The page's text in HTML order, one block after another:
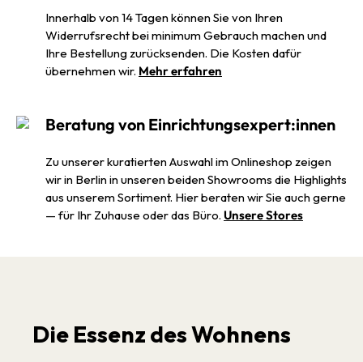
Innerhalb von 14 Tagen können Sie von Ihren
Widerrufsrecht bei minimum Gebrauch machen und
Ihre Bestellung zurücksenden. Die Kosten dafür
übernehmen wir. Mehr erfahren
Beratung von Einrichtungsexpert:innen
Zu unserer kuratierten Auswahl im Onlineshop zeigen
wir in Berlin in unseren beiden Showrooms die Highlights
aus unserem Sortiment. Hier beraten wir Sie auch gerne
— für Ihr Zuhause oder das Büro. Unsere Stores
Die Essenz des Wohnens